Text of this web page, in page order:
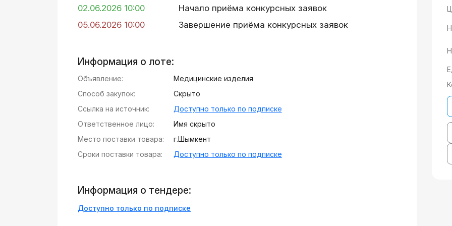
02.06.2026 10:00
Начало приёма конкурсных заявок
05.06.2026 10:00
Завершение приёма конкурсных заявок
Информация о лоте:
Объявление:
Медицинские изделия
Способ закупок:
Скрыто
Ссылка на источник:
Доступно только по подписке
Ответственное лицо:
Имя скрыто
Место поставки товара:
г.Шымкент
Сроки поставки товара:
Доступно только по подписке
Информация о тендере:
Доступно только по подписке